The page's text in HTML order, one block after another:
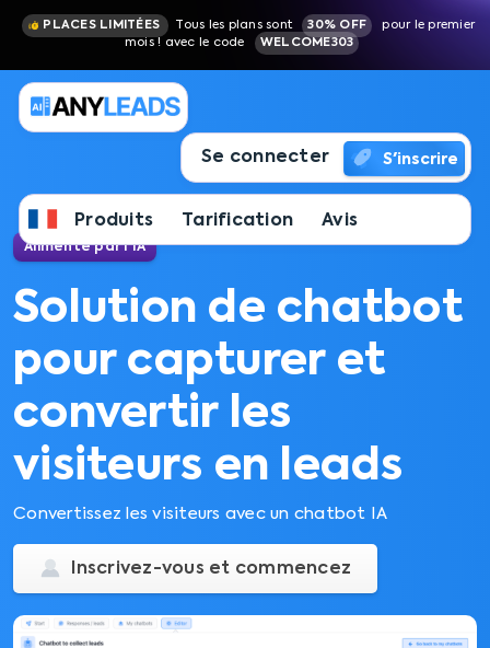
PLACES LIMITÉES Tous les plans sont 30% OFF
pour le premier
mois ! avec le code
WELCOME303
Se connecter S'inscrire
Produits Tarification Avis
Alimenté par l'IA
Solution de chatbot
pour capturer et
convertir les
visiteurs en leads
Convertissez les visiteurs avec un chatbot IA
Inscrivez-vous et commencez